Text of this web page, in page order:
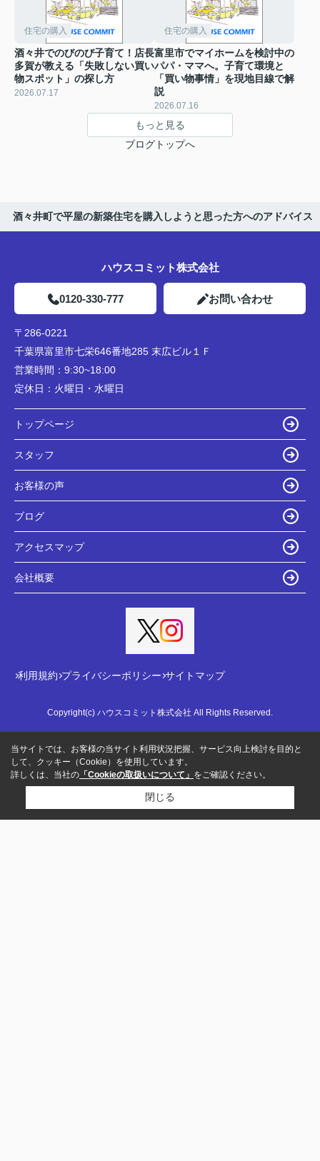
住宅の購入
酒々井でのびのび子育て！店長
多賀が教える「失敗しない買い
物スポット」の探し方
2026.07.17
住宅の購入
富里市でマイホームを検討中の
パパ・ママへ。子育て環境と
「買い物事情」を現地目線で解
説
2026.07.16
もっと見る
ブログトップへ
酒々井町で平屋の新築住宅を購入しようと思った方へのアドバイス
ハウスコミット株式会社
0120-330-777 お問い合わせ
〒286-0221
千葉県富里市七栄646番地285 末広ビル１Ｆ
営業時間： 9:30~18:00
定休日： 火曜日・水曜日
トップページ
スタッフ
お客様の声
ブログ
アクセスマップ
会社概要
利用規約 プライバシーポリシー サイトマップ
Copyright(c) ハウスコミット株式会社 All Rights Reserved.
当サイトでは、お客様の当サイト利用状況把握、サービス向上検討を目的と
して、クッキー（Cookie）を使用しています。
詳しくは、当社の 「Cookieの取扱いについて」 をご確認ください。
閉じる